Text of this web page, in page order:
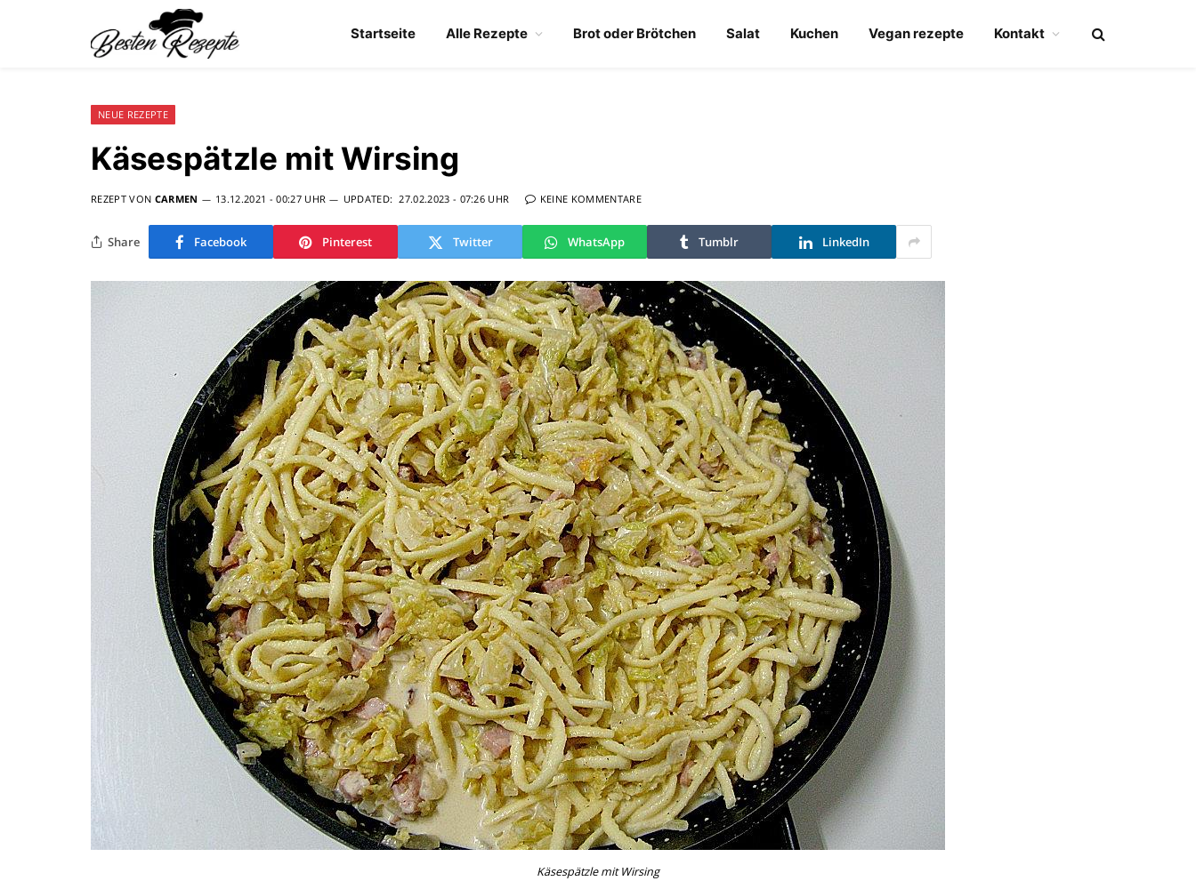
Startseite Alle Rezepte Brot oder Brötchen Salat Kuchen Vegan rezepte Kontakt
NEUE REZEPTE
Käsespätzle mit Wirsing
REZEPT VON CARMEN 13.12.2021 - 00:27 UHR UPDATED: 27.02.2023 - 07:26 UHR KEINE KOMMENTARE
Share Facebook Pinterest Twitter WhatsApp Tumblr LinkedIn
Käsespätzle mit Wirsing